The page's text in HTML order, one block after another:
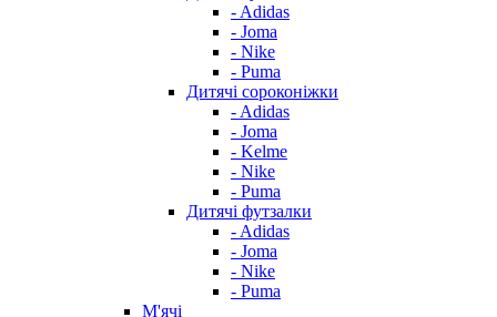
- Adidas
- Joma
- Nike
- Puma
Дитячі сороконіжки
- Adidas
- Joma
- Kelme
- Nike
- Puma
Дитячі футзалки
- Adidas
- Joma
- Nike
- Puma
М'ячі